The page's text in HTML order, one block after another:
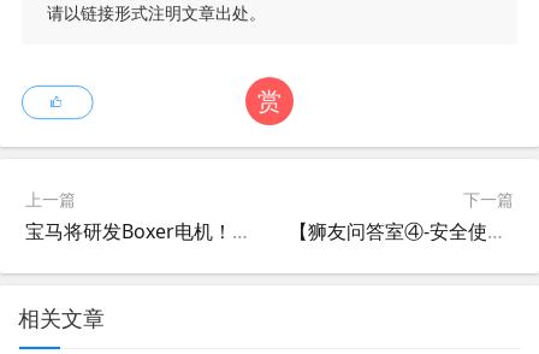
请以链接形式注明文章出处。
赏
上一篇
宝马将研发Boxer电机！其Vision DC Roadster概念电摩或将量产
下一篇
【狮友问答室④-安全使用篇】
相关文章